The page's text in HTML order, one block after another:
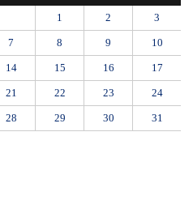
1 2 3
7 8 9 10
14 15 16 17
21 22 23 24
28 29 30 31